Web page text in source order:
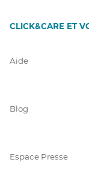
CLICK&CARE ET
Aide
Blog
Espace Presse